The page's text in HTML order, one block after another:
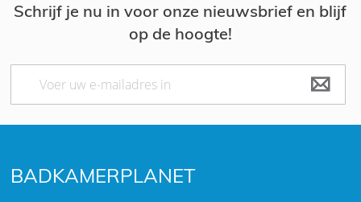
BADKAMERPLANET
Schrijf je nu in voor onze nieuwsbrief en blijf
op de hoogte!
Abonneer
op
nieuwsbrief